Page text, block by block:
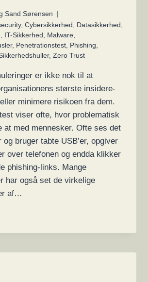
Sand Sørensen
, Cybersikkerhed Datasikkerhed
IT-Sikkerhed Malware
, Penetrationstest Phishing
, Zero Trust
er ikke nok til at
største insidere-
minimere risikoen fra dem.
viser ofte, hvor problematisk
med mennesker. Ofte ses det
bruger tabte USB’er, opgiver
over telefonen og endda klikker
phishing-links. Mange
har også set de virkelige
af…